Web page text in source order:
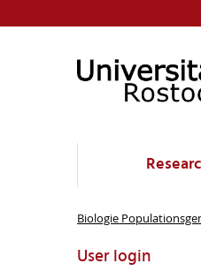
Biologie
User login